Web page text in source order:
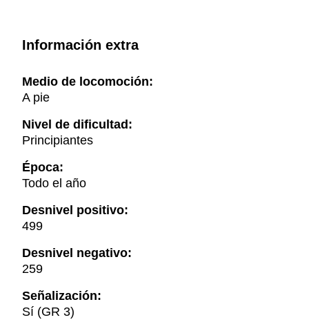
Información extra
Medio de locomoción:
A pie
Nivel de dificultad:
Principiantes
Época:
Todo el año
Desnivel positivo:
499
Desnivel negativo:
259
Señalización:
Sí (GR 3)